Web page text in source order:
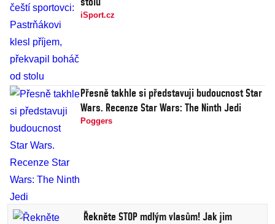
iSport.cz
Přesně takhle si představuji budoucnost Star
Wars. Recenze Star Wars: The Ninth Jedi
Poggers
Řekněte STOP mdlým vlasům! Jak jim